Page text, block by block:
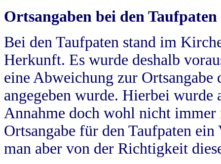
Ortsangaben bei den Taufpaten
Bei den Taufpaten stand im
Herkunft. Es wurde deshalb
eine Abweichung zur
angegeben wurde. Hierbei wurde
Annahme doch wohl nicht
Ortsangabe für den Taufpaten
man aber von der Richtigkeit